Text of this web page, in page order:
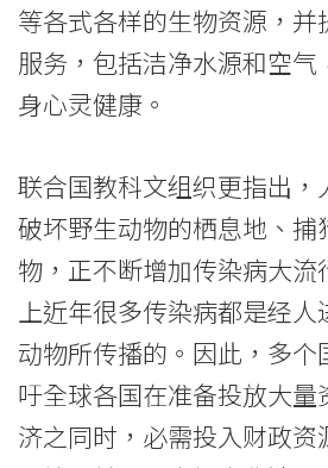
学
消
息
国
际
学
等各式各样的生物资源，并
服务，包括洁净水源和空气
身心灵健康。
联合国教科文组织更指出，
破坏野生动物的栖息地、捕
物，正不断增加传染病大流
上近年很多传染病都是经
动物所传播的。因此，多个
吁全球各国在准备投放大量
济之同时，必需投入财政资